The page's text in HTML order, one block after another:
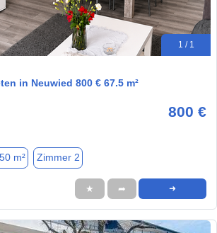
1 / 1
in Neuwied 800 € 67.5 m²
800 €
m² Zimmer 2
★ ➦ ➜